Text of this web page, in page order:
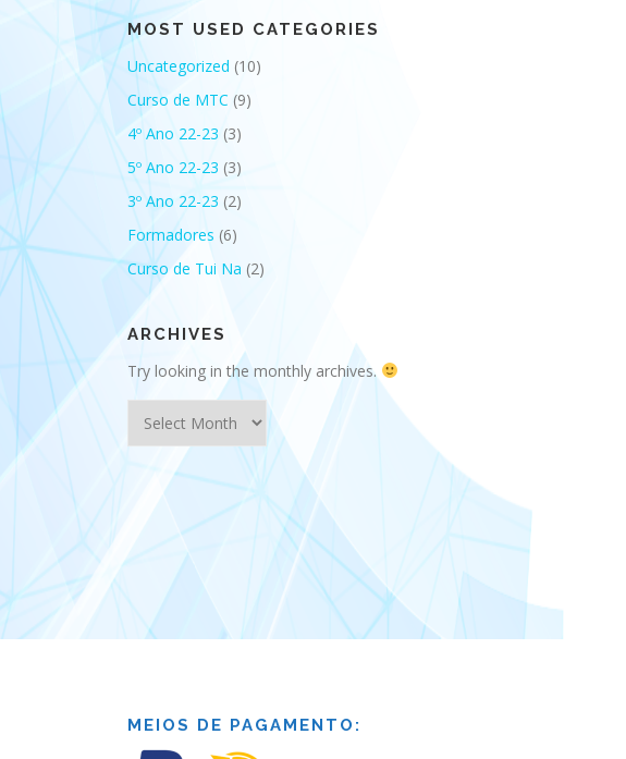
MOST USED CATEGORIES
Uncategorized (10)
Curso de MTC (9)
4º Ano 22-23 (3)
5º Ano 22-23 (3)
3º Ano 22-23 (2)
Formadores (6)
Curso de Tui Na (2)
ARCHIVES
Try looking in the monthly archives.
MEIOS DE PAGAMENTO: